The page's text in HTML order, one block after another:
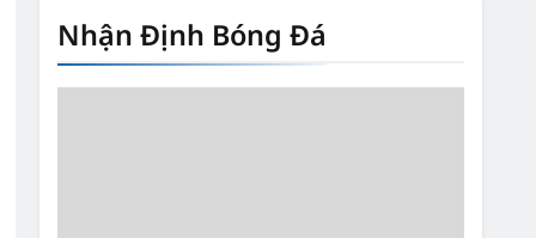
Nhận Định Bóng Đá